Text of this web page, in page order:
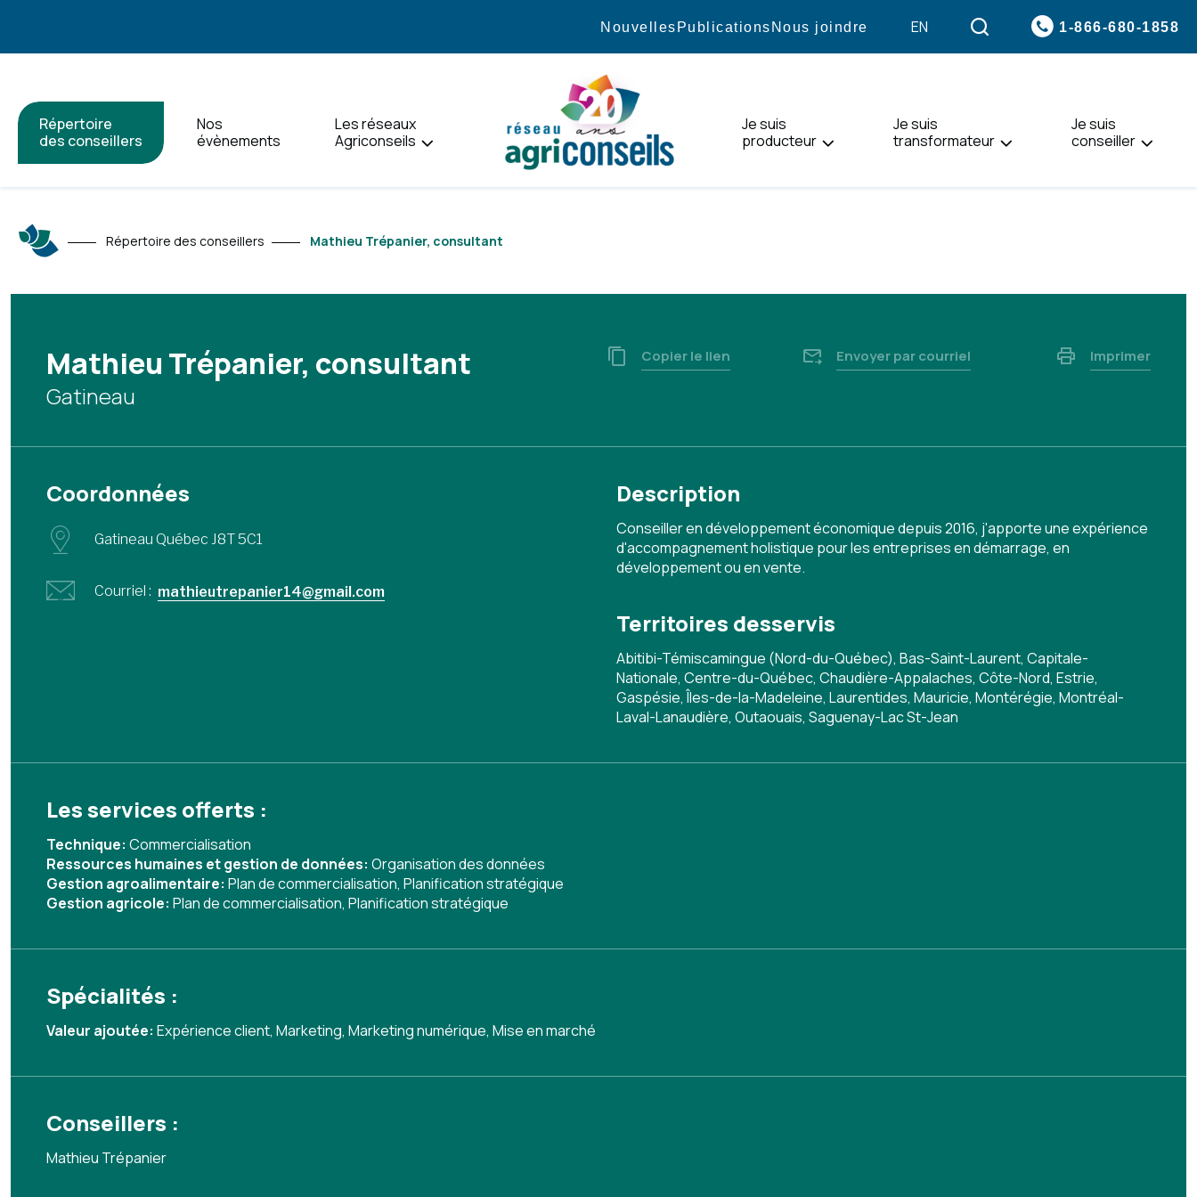
Répertoire
des conseillers
Nos
évènements
Les réseaux
Agriconseils
Je suis
producteur
Je suis
transformateur
Je suis
conseiller
Nouvelles Publications Nous joindre ENVISITER
ENGLISH.
1-866-680-1858
Répertoire des conseillers Mathieu Trépanier, consultant
Mathieu Trépanier, consultant
Gatineau
Copier le lien Envoyer par courriel Imprimer
Coordonnées
Gatineau Québec J8T 5C1
Courriel : mathieutrepanier14@gmail.com
Description
Conseiller en développement économique depuis 2016, j'apporte une expérience
d'accompagnement holistique pour les entreprises en démarrage, en
développement ou en vente.
Territoires desservis
Abitibi-Témiscamingue (Nord-du-Québec), Bas-Saint-Laurent, Capitale-
Nationale, Centre-du-Québec, Chaudière-Appalaches, Côte-Nord, Estrie,
Gaspésie, Îles-de-la-Madeleine, Laurentides, Mauricie, Montérégie, Montréal-
Laval-Lanaudière, Outaouais, Saguenay-Lac St-Jean
Les services offerts :
Technique: Commercialisation
Ressources humaines et gestion de données: Organisation des données
Gestion agroalimentaire: Plan de commercialisation, Planification stratégique
Gestion agricole: Plan de commercialisation, Planification stratégique
Spécialités :
Valeur ajoutée: Expérience client, Marketing, Marketing numérique, Mise en marché
Conseillers :
Mathieu Trépanier